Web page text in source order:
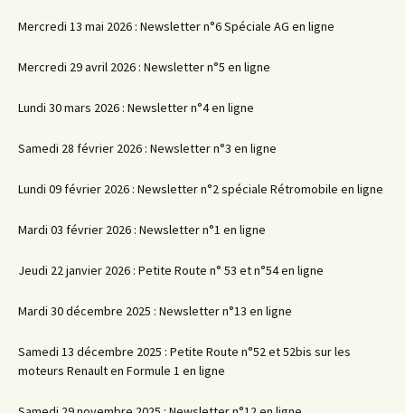
Mercredi 13 mai 2026 : Newsletter n°6 Spéciale AG en ligne
Mercredi 29 avril 2026 : Newsletter n°5 en ligne
Lundi 30 mars 2026 : Newsletter n°4 en ligne
Samedi 28 février 2026 : Newsletter n°3 en ligne
Lundi 09 février 2026 : Newsletter n°2 spéciale Rétromobile en ligne
Mardi 03 février 2026 : Newsletter n°1 en ligne
Jeudi 22 janvier 2026 : Petite Route n° 53 et n°54 en ligne
Mardi 30 décembre 2025 : Newsletter n°13 en ligne
Samedi 13 décembre 2025 : Petite Route n°52 et 52bis sur les
moteurs Renault en Formule 1 en ligne